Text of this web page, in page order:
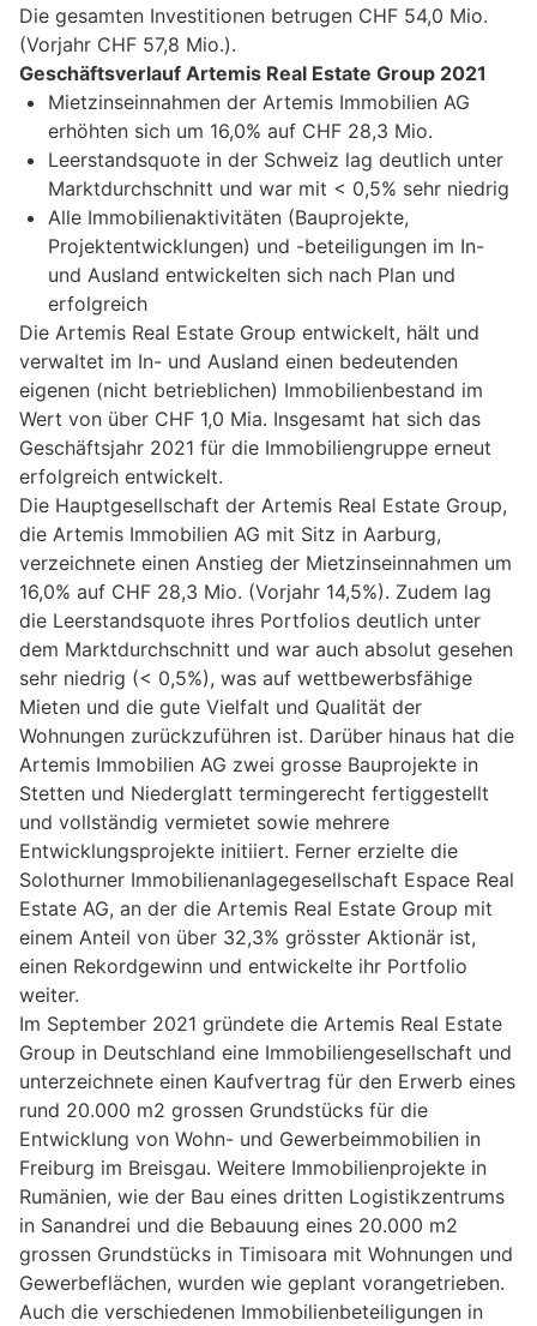
Die gesamten Investitionen betrugen CHF 54,0 Mio.
(Vorjahr CHF 57,8 Mio.).
Geschäftsverlauf Artemis Real Estate Group 2021
Mietzinseinnahmen der Artemis Immobilien AG
erhöhten sich um 16,0% auf CHF 28,3 Mio.
Leerstandsquote in der Schweiz lag deutlich unter
Marktdurchschnitt und war mit < 0,5% sehr niedrig
Alle Immobilienaktivitäten (Bauprojekte,
Projektentwicklungen) und -beteiligungen im In-
und Ausland entwickelten sich nach Plan und
erfolgreich
Die Artemis Real Estate Group entwickelt, hält und
verwaltet im In- und Ausland einen bedeutenden
eigenen (nicht betrieblichen) Immobilienbestand im
Wert von über CHF 1,0 Mia. Insgesamt hat sich das
Geschäftsjahr 2021 für die Immobiliengruppe erneut
erfolgreich entwickelt.
Die Hauptgesellschaft der Artemis Real Estate Group,
die Artemis Immobilien AG mit Sitz in Aarburg,
verzeichnete einen Anstieg der Mietzinseinnahmen um
16,0% auf CHF 28,3 Mio. (Vorjahr 14,5%). Zudem lag
die Leerstandsquote ihres Portfolios deutlich unter
dem Marktdurchschnitt und war auch absolut gesehen
sehr niedrig (< 0,5%), was auf wettbewerbsfähige
Mieten und die gute Vielfalt und Qualität der
Wohnungen zurückzuführen ist. Darüber hinaus hat die
Artemis Immobilien AG zwei grosse Bauprojekte in
Stetten und Niederglatt termingerecht fertiggestellt
und vollständig vermietet sowie mehrere
Entwicklungsprojekte initiiert. Ferner erzielte die
Solothurner Immobilienanlagegesellschaft Espace Real
Estate AG, an der die Artemis Real Estate Group mit
einem Anteil von über 32,3% grösster Aktionär ist,
einen Rekordgewinn und entwickelte ihr Portfolio
weiter.
Im September 2021 gründete die Artemis Real Estate
Group in Deutschland eine Immobiliengesellschaft und
unterzeichnete einen Kaufvertrag für den Erwerb eines
rund 20.000 m2 grossen Grundstücks für die
Entwicklung von Wohn- und Gewerbeimmobilien in
Freiburg im Breisgau. Weitere Immobilienprojekte in
Rumänien, wie der Bau eines dritten Logistikzentrums
in Sanandrei und die Bebauung eines 20.000 m2
grossen Grundstücks in Timisoara mit Wohnungen und
Gewerbeflächen, wurden wie geplant vorangetrieben.
Auch die verschiedenen Immobilienbeteiligungen in